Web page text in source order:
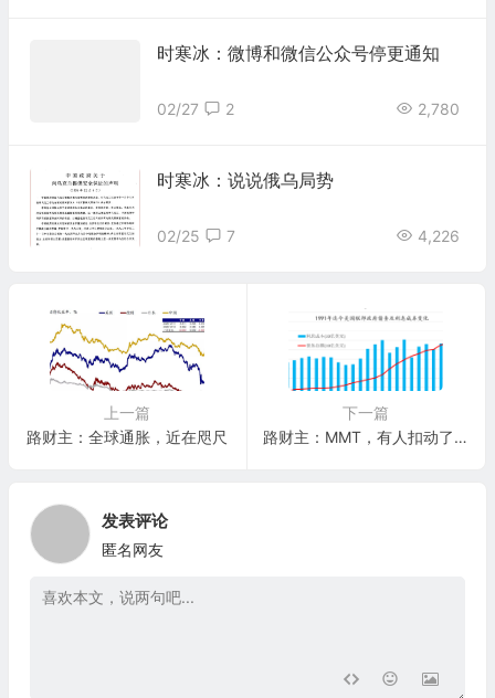
时寒冰：微博和微信公众号停更通知
02/27 2,780
2
时寒冰：说说俄乌局势
02/25 4,226
7
上一篇
路财主：全球通胀，近在咫尺
下一篇
路财主：MMT，有人扣动了扳机！
发表评论
匿名网友